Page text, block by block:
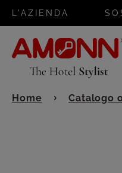
L'AZIENDA
Home Catalogo